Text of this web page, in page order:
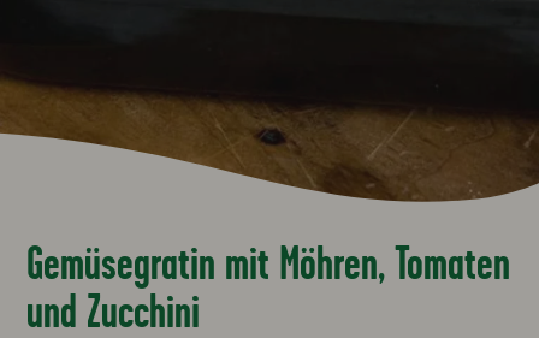
Gemüsegratin mit Möhren, Tomaten
und Zucchini